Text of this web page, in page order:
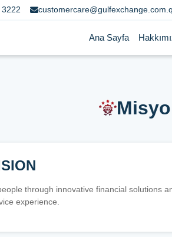
Ana Sayfa
through innovative financial solutions
experience.